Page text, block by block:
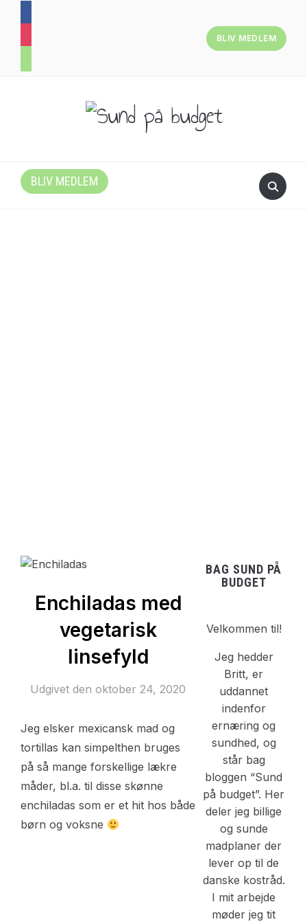
BLIV MEDLEM
BLIV MEDLEM
Enchiladas med
vegetarisk
linsefyld
Udgivet denoktober 24, 2020
Jeg elsker mexicansk mad og
tortillas kan simpelthen bruges
på så mange forskellige lækre
måder, bl.a. til disse skønne
enchiladas som er et hit hos både
børn og voksne
BAG SUND PÅ
BUDGET
Velkommen til!
Jeg hedder
Britt, er
uddannet
indenfor
ernæring og
sundhed, og
står bag
bloggen “Sund
på budget”. Her
deler jeg billige
og sunde
madplaner der
lever op til de
danske kostråd.
I mit arbejde
møder jeg tit